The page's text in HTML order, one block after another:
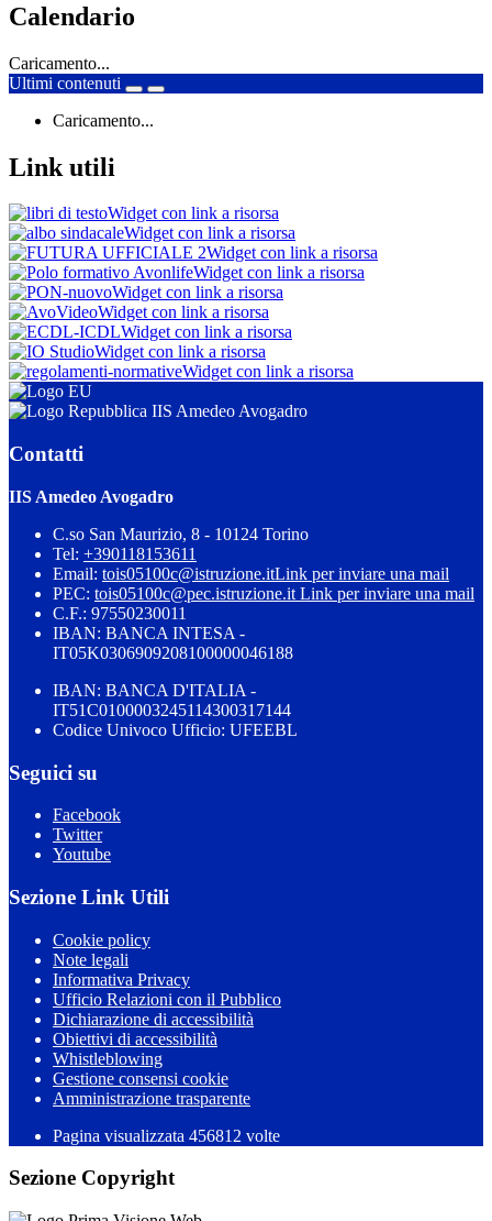
Calendario
Caricamento...
Ultimi contenuti
Caricamento...
Link utili
Widget con link a risorsa
Widget con link a risorsa
Widget con link a risorsa
Widget con link a risorsa
Widget con link a risorsa
Widget con link a risorsa
Widget con link a risorsa
Widget con link a risorsa
Widget con link a risorsa
IIS Amedeo Avogadro
Contatti
IIS Amedeo Avogadro
C.so San Maurizio, 8 - 10124 Torino
Tel: +390118153611
Email: tois05100c@istruzione.itLink per inviare una mail
PEC: tois05100c@pec.istruzione.it Link per inviare una mail
C.F.: 97550230011
IBAN: BANCA INTESA -
IT05K0306909208100000046188
IBAN: BANCA D'ITALIA -
IT51C0100003245114300317144
Codice Univoco Ufficio: UFEEBL
Seguici su
Facebook
Twitter
Youtube
Sezione Link Utili
Cookie policy
Note legali
Informativa Privacy
Ufficio Relazioni con il Pubblico
Dichiarazione di accessibilità
Obiettivi di accessibilità
Whistleblowing
Gestione consensi cookie
Amministrazione trasparente
Pagina visualizzata 456812 volte
Sezione Copyright